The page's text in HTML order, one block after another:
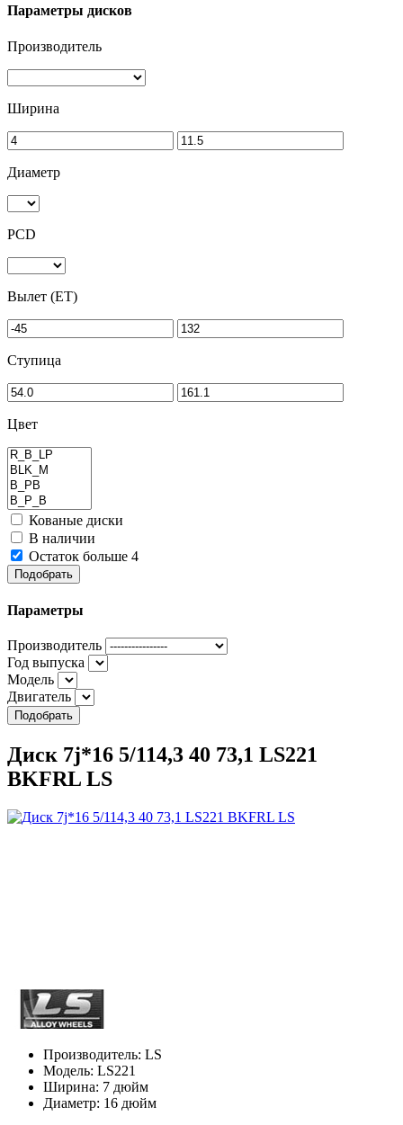
Параметры дисков
Производитель
Ширина
Диаметр
PCD
Вылет (ET)
Ступица
Цвет
Кованые диски
В наличии
Остаток больше 4
Подобрать
Параметры
Производитель
Год выпуска
Модель
Двигатель
Подобрать
Диск 7j*16 5/114,3 40 73,1 LS221
BKFRL LS
Производитель: LS
Модель: LS221
Ширина: 7 дюйм
Диаметр: 16 дюйм